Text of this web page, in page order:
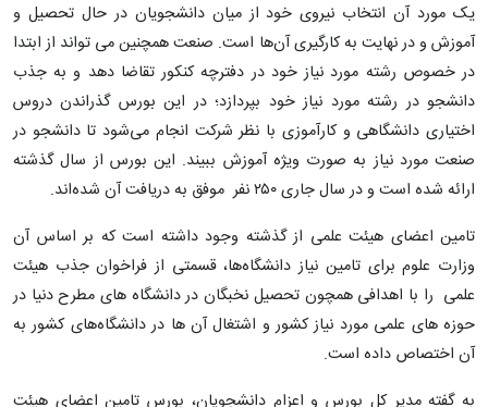
یک مورد آن انتخاب نیروی خود از میان دانشجویان در حال تحصیل و
آموزش و در نهایت به کارگیری آن‌ها است. صنعت همچنین می تواند از ابتدا
در خصوص رشته مورد نیاز خود در دفترچه کنکور تقاضا دهد و به جذب
دانشجو در رشته مورد نیاز خود بپردازد؛ در این بورس گذراندن دروس
اختیاری دانشگاهی و کارآموزی با نظر شرکت انجام می‌شود تا دانشجو در
صنعت مورد نیاز به صورت ویژه آموزش ببیند. این بورس از سال گذشته
ارائه شده است و در سال جاری ۲۵۰ نفر موفق به دریافت آن شده‌اند.
تامین اعضای هیئت علمی از گذشته وجود داشته است که بر اساس آن
وزارت علوم برای تامین نیاز دانشگاه‌ها، قسمتی از فراخوان جذب هیئت
علمی را با اهدافی همچون تحصیل نخبگان در دانشگاه های مطرح دنیا در
حوزه های علمی مورد نیاز کشور و اشتغال آن ها در دانشگاه‌های کشور به
آن اختصاص داده است.